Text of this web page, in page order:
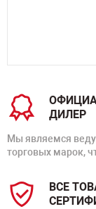
ДИЛЕР
Мы являемся
торговых марок,
ВСЕ